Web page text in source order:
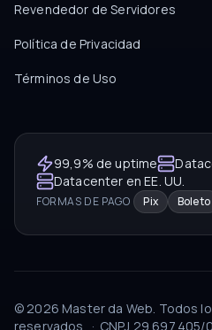
Revendedor de Servidores
Política de Privacidad
Términos de Uso
99,9% de uptime
Datacenter en EE. UU.
FORMAS DE PAGO Pix Boleto
© 2026 Master da Web. Todos
reservados.
· CNPJ 29.697.405/